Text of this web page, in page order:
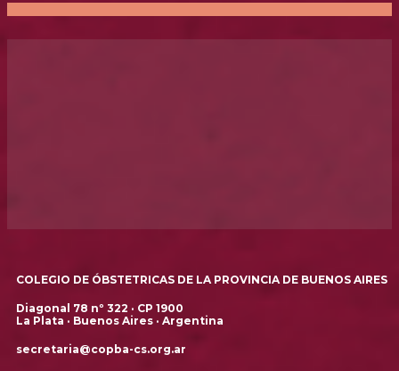
COLEGIO DE ÓBSTETRICAS DE LA PROVINCIA DE BUENOS AIRES
Diagonal 78 nº 322 · CP 1900
La Plata · Buenos Aires · Argentina
secretaria@copba-cs.org.ar